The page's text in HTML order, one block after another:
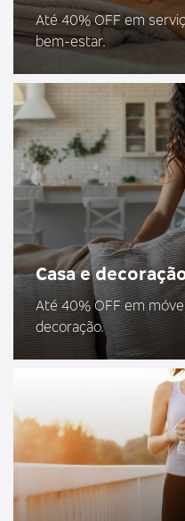
Até 40% OFF em
bem-estar.
Casa e
Até 40% OFF em
decoração.